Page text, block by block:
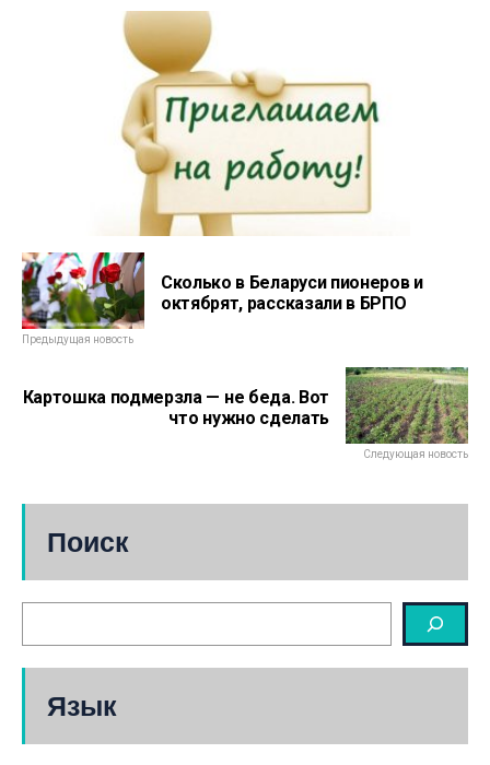
Сколько в Беларуси пионеров и
октябрят, рассказали в БРПО
Предыдущая новость
Картошка подмерзла — не беда. Вот
что нужно сделать
Следующая новость
Поиск
Язык